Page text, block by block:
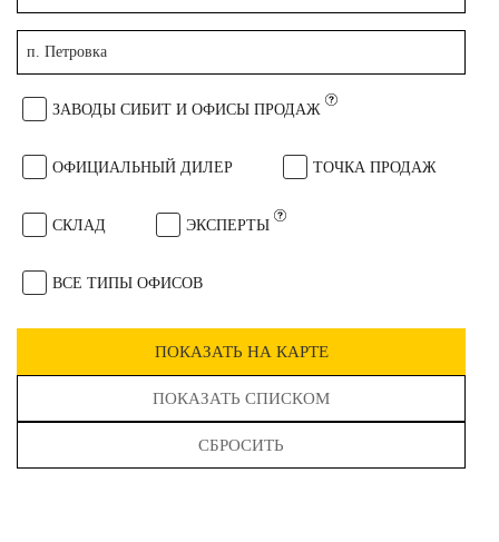
п. Петровка
ЗАВОДЫ СИБИТ И ОФИСЫ ПРОДАЖ
ОФИЦИАЛЬНЫЙ ДИЛЕР ТОЧКА ПРОДАЖ
СКЛАД ЭКСПЕРТЫ
ВСЕ ТИПЫ ОФИСОВ
ПОКАЗАТЬ НА КАРТЕ
ПОКАЗАТЬ СПИСКОМ
СБРОСИТЬ